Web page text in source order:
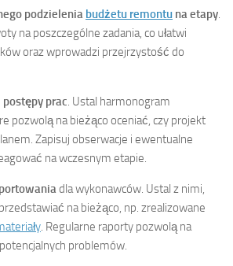
podzielenia budżetu remontu na etapy
na poszczególne zadania, co ułatwi
oraz wprowadzi przejrzystość do
prac . Ustal harmonogram
pozwolą na bieżąco oceniać, czy projekt
Zapisuj obserwacje i ewentualne
na wczesnym etapie.
dla wykonawców. Ustal z nimi,
na bieżąco, np. zrealizowane
. Regularne raporty pozwolą na
problemów.